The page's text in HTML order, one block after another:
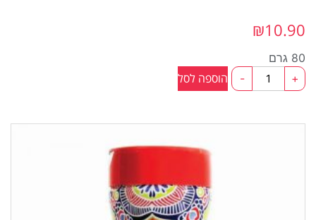
₪10.90
80 גרם
-
כמות
כוסברה
+ הוספה לסל